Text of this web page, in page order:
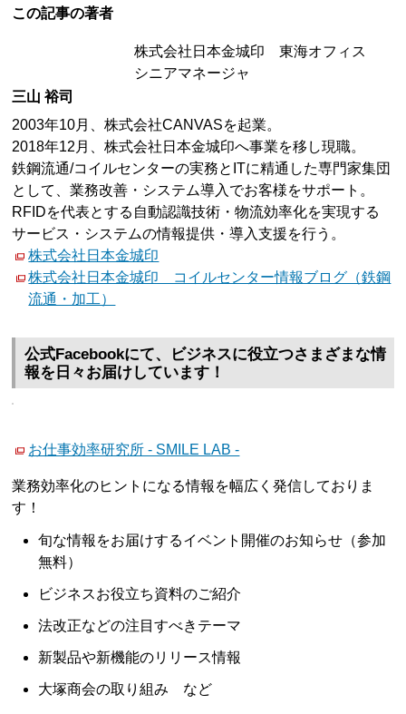
この記事の著者
株式会社日本金城印 東海オフィス
シニアマネージャ
三山 裕司
2003年10月、株式会社CANVASを起業。
2018年12月、株式会社日本金城印へ事業を移し現職。
鉄鋼流通/コイルセンターの実務とITに精通した専門家集団
として、業務改善・システム導入でお客様をサポート。
RFIDを代表とする自動認識技術・物流効率化を実現する
サービス・システムの情報提供・導入支援を行う。
株式会社日本金城印
株式会社日本金城印 コイルセンター情報ブログ（鉄鋼
流通・加工）
公式Facebookにて、ビジネスに役立つさまざまな情
報を日々お届けしています！
お仕事効率研究所 - SMILE LAB -
業務効率化のヒントになる情報を幅広く発信しておりま
す！
旬な情報をお届けするイベント開催のお知らせ（参加
無料）
ビジネスお役立ち資料のご紹介
法改正などの注目すべきテーマ
新製品や新機能のリリース情報
大塚商会の取り組み など